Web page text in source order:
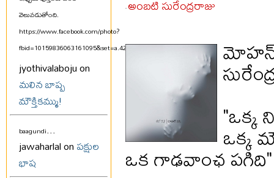
వెలువడుతోంది.
https://www.facebook.com/photo?
fbid=10159836063161095&set=a.425580711094...
jyothivalaboju on
మలిన బాష్ప
మౌక్తికమ్ము!
baagundi...
jawaharlal onపక్షుల
భాష
-అంబటి సురేంద్రరాజు
మోహన్
"ఒక్క
ఒక్క
ఒక గాఢవాంఛ పగిది"